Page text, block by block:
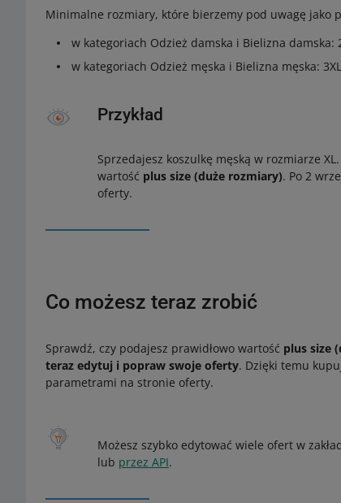
Minimalne rozmiary, które bierzemy pod uwagę jako
w kategoriach Odzież damska i Bielizna damska:
w kategoriach Odzież męska i Bielizna męska:
Przykład
Sprzedajesz koszulkę męską w rozmiarze
wartość plus size (duże rozmiary). Po 2
oferty.
Co możesz teraz zrobić
Sprawdź, czy podajesz prawidłowo wartość plus size
teraz edytuj i popraw swoje oferty. Dzięki temu
parametrami na stronie oferty.
Możesz szybko edytować wiele ofert w
lub przez API.